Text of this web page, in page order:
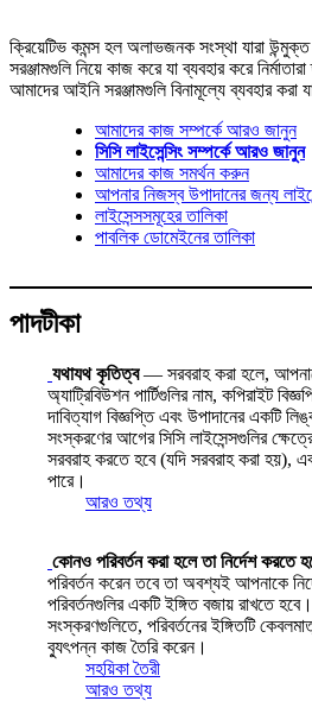
ক্রিয়েটিভ কমন্স হল অলাভজনক সংস্থা যারা
সরঞ্জামগুলি নিয়ে কাজ করে যা ব্যবহার করে
আমাদের আইনি সরঞ্জামগুলি বিনামূল্যে ব্যবহার করা
আমাদের কাজ সম্পর্কে আরও জানুন
সিসি লাইসেন্সিং সম্পর্কে আরও জানুন
আমাদের কাজ সমর্থন করুন
আপনার নিজস্ব উপাদানের জন্য
লাইসেন্সসমূহের তালিকা
পাবলিক ডোমেইনের তালিকা
পাদটীকা
যথাযথ কৃতিত্ব— সরবরাহ করা হলে,
অ্যাট্রিবিউশন পার্টিগুলির নাম, কপিরাইট
দাবিত্যাগ বিজ্ঞপ্তি এবং উপাদানের একটি
সংস্করণের আগের সিসি লাইসেন্সগুলির
সরবরাহ করতে হবে (যদি সরবরাহ করা হয়),
পারে।
আরও তথ্য
কোনও পরিবর্তন করা হলে তা নির্দেশ করতে
পরিবর্তন করেন তবে তা অবশ্যই আপনাকে
পরিবর্তনগুলির একটি ইঙ্গিত বজায় রাখতে
সংস্করণগুলিতে, পরিবর্তনের ইঙ্গিতটি
ব্যুৎপন্ন কাজ তৈরি করেন।
সহয়িকা তৈরী
আরও তথ্য